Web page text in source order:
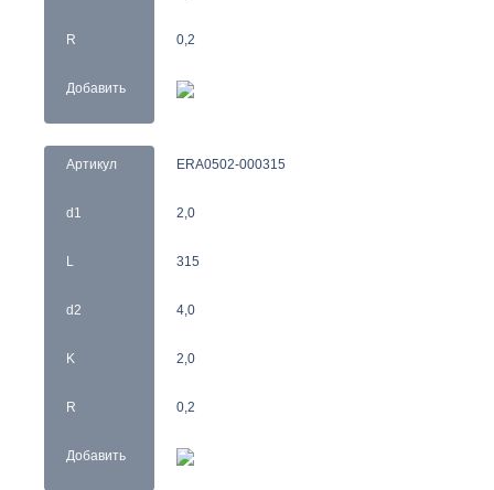
R
Добавить
0,2
Артикул
d1
L
d2
K
R
Добавить
ERA0502-000315
2,0
315
4,0
2,0
0,2